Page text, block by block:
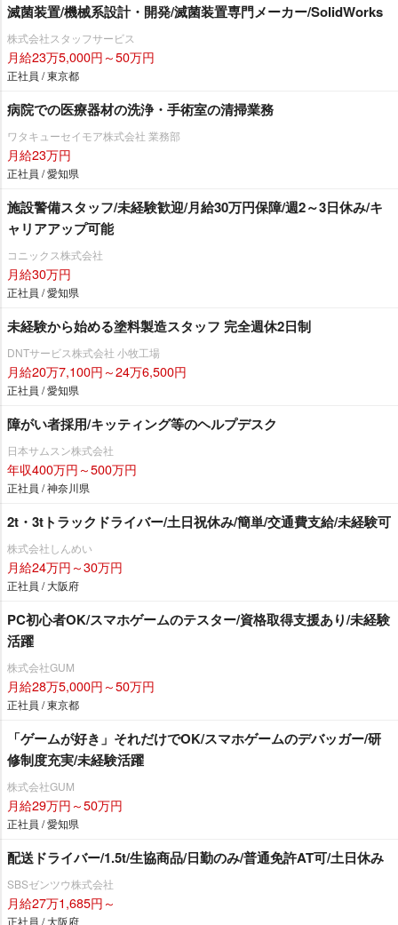
滅菌装置/機械系設計・開発/滅菌装置専門メーカー/SolidWorks
株式会社スタッフサービス
月給23万5,000円～50万円
正社員 / 東京都
病院での医療器材の洗浄・手術室の清掃業務
ワタキューセイモア株式会社 業務部
月給23万円
正社員 / 愛知県
施設警備スタッフ/未経験歓迎/月給30万円保障/週2～3日休み/キ
ャリアアップ可能
コニックス株式会社
月給30万円
正社員 / 愛知県
未経験から始める塗料製造スタッフ 完全週休2日制
DNTサービス株式会社 小牧工場
月給20万7,100円～24万6,500円
正社員 / 愛知県
障がい者採用/キッティング等のヘルプデスク
日本サムスン株式会社
年収400万円～500万円
正社員 / 神奈川県
2t・3tトラックドライバー/土日祝休み/簡単/交通費支給/未経験可
株式会社しんめい
月給24万円～30万円
正社員 / 大阪府
PC初心者OK/スマホゲームのテスター/資格取得支援あり/未経験
活躍
株式会社GUM
月給28万5,000円～50万円
正社員 / 東京都
「ゲームが好き」それだけでOK/スマホゲームのデバッガー/研
修制度充実/未経験活躍
株式会社GUM
月給29万円～50万円
正社員 / 愛知県
配送ドライバー/1.5t/生協商品/日勤のみ/普通免許AT可/土日休み
SBSゼンツウ株式会社
月給27万1,685円～
正社員 / 大阪府